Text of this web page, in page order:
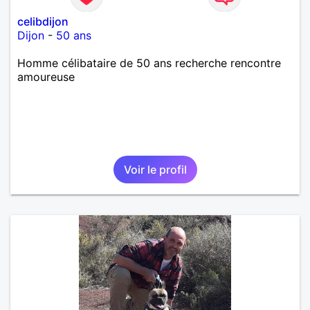
celibdijon
Dijon - 50 ans
Homme célibataire de 50 ans recherche rencontre
amoureuse
Voir le profil